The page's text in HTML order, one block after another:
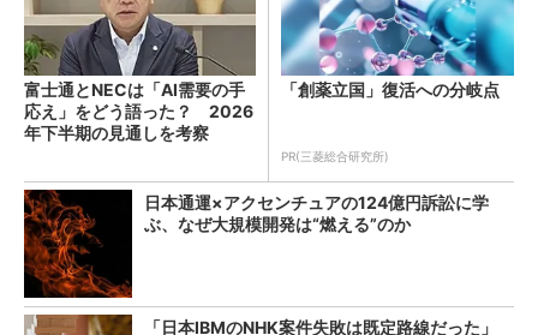
富士通とNECは「AI需要の手
応え」をどう語った？ 2026
年下半期の見通しを考察
「創薬立国」復活への分岐点
PR(三菱総合研究所)
日本通運×アクセンチュアの124億円訴訟に学
ぶ、なぜ大規模開発は“燃える”のか
「日本IBMのNHK案件失敗は既定路線だった」